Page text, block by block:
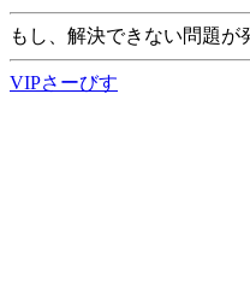
もし、解決できない問題が
VIPさーびす